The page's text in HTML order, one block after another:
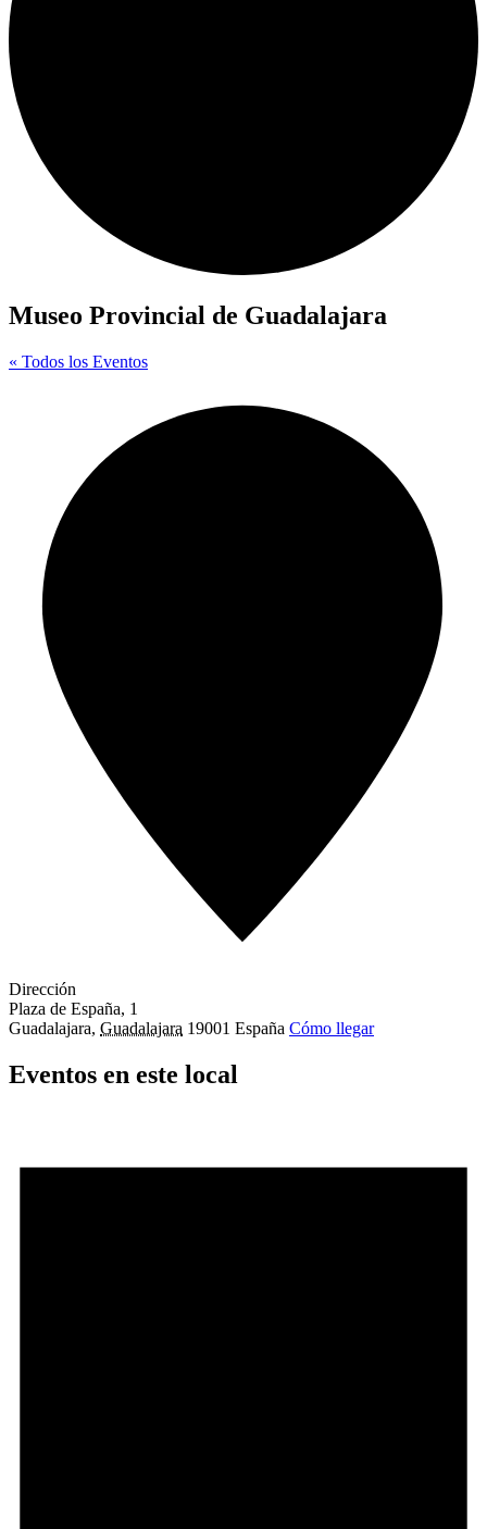
Museo Provincial de Guadalajara
« Todos los Eventos
Dirección
Plaza de España, 1
Guadalajara, Guadalajara 19001 España Cómo llegar
Eventos en este local